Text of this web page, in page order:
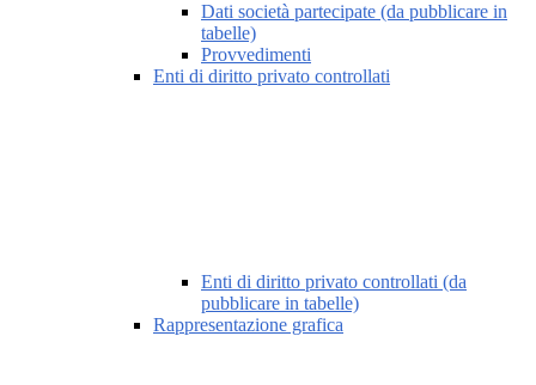
Dati società partecipate (da pubblicare in
tabelle)
Provvedimenti
Enti di diritto privato controllati
Enti di diritto privato controllati (da
pubblicare in tabelle)
Rappresentazione grafica